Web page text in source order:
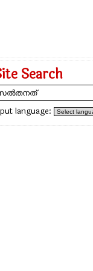
Search
language: